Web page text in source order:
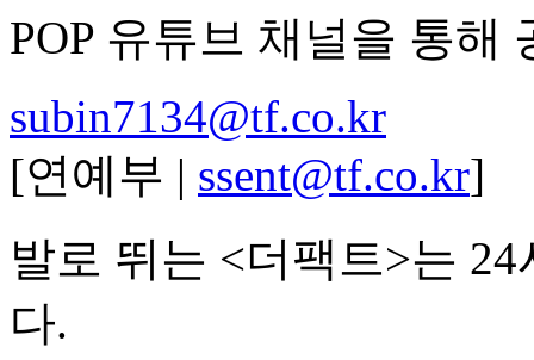
POP 유튜브 채널을 통해
subin7134@tf.co.kr
[연예부 | ssent@tf.co.kr]
발로 뛰는 <더팩트>는
다.